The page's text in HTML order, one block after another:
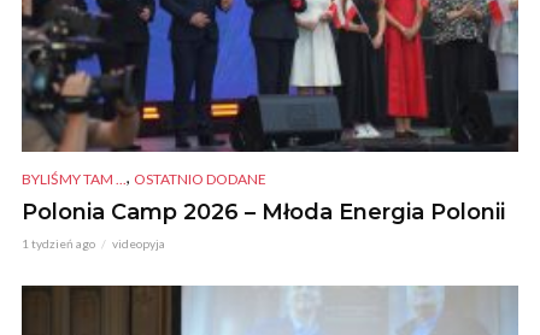
BYLIŚMY TAM ... , OSTATNIO DODANE
Polonia Camp 2026 – Młoda Energia Polonii
1 tydzień ago videopyja